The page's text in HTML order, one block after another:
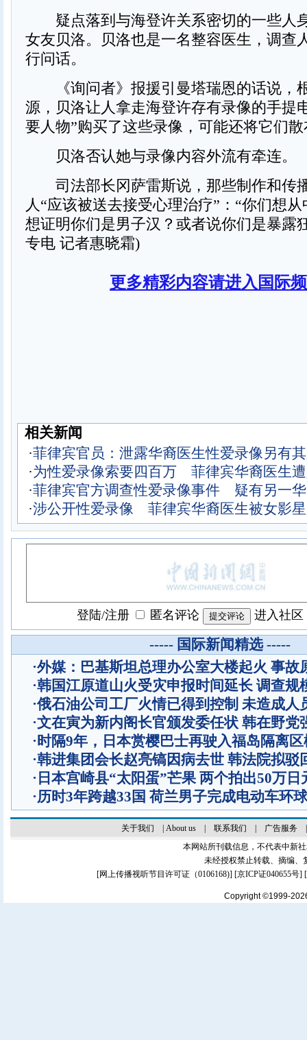
疑点落到与海登许关系密切的一些人
女友贝洛。贝洛也是一名整容医生，调查
行问话。
《询问者》报援引曼塔瑞恩的话说，
源，贝洛让人拿走海登许存有录像的手提
要人物”购买了这些录像，可能还将它们
贝洛否认她与录像内容外流有牵连。
司法部长冈萨雷斯说，那些制作和传
人“应该被送去接受心理治疗”：“你们想
想证明你们是男子汉？或者说你们是暴露
专电 记者惠晓霜)
更多精彩内容请进入国际
相关新闻
·菲律宾官员：泄露华裔医生性爱录像另有
·为性爱录像索要四百万 菲律宾华裔医生
·菲律宾官方调查性爱录像事件 疑有另一
·涉公开性爱录像 菲律宾华裔医生被女影
登陆/注册 匿名评论 进入社区
----- 国际新闻精选 -----
·外媒：巴基斯坦总理办公室大楼起火 事故
·韩国江原道山火受灾申报时间延长 调查规
·俄石油公司工厂火情已得到控制 未造成人
·文在寅为新内阁长官颁发委任状 韩在野党
·时隔9年，日本赏樱巴士再驶入福岛隔离
·韩进集团会长赵亮镐因病去世 韩法院拟驳
· 日本宫崎县“太阳蛋”芒果 两个拍出50万日
·历时3年跨越33国 荷兰男子完成电动车环
关于我们 About us| 联系我们 广告服务
本网站所刊载信息，不代表中新
未经授权禁止转载、摘编、
[网上传播视听节目许可证（0106168)] [京ICP证040655号]
Copyright ©1999-